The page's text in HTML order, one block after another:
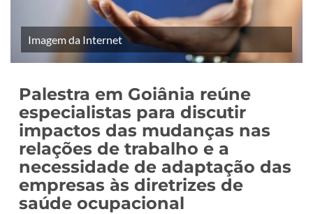
Imagem da Internet
Palestra em Goiânia reúne
especialistas para discutir
impactos das mudanças nas
relações de trabalho e a
necessidade de adaptação das
empresas às diretrizes de
saúde ocupacional